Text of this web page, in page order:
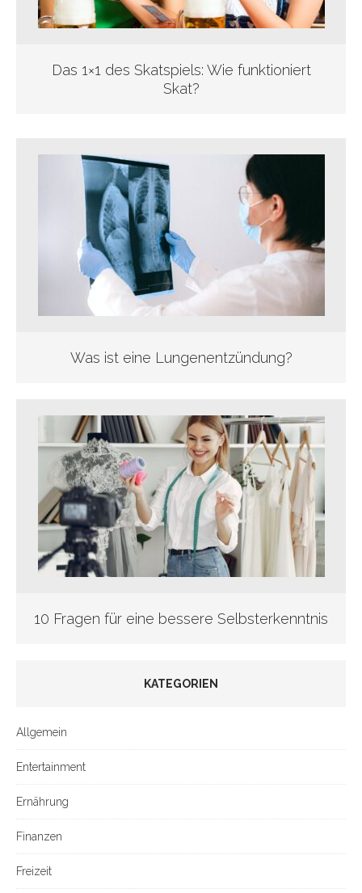
Das 1×1 des Skatspiels: Wie funktioniert
Skat?
Was ist eine Lungenentzündung?
10 Fragen für eine bessere Selbsterkenntnis
KATEGORIEN
Allgemein
Entertainment
Ernährung
Finanzen
Freizeit